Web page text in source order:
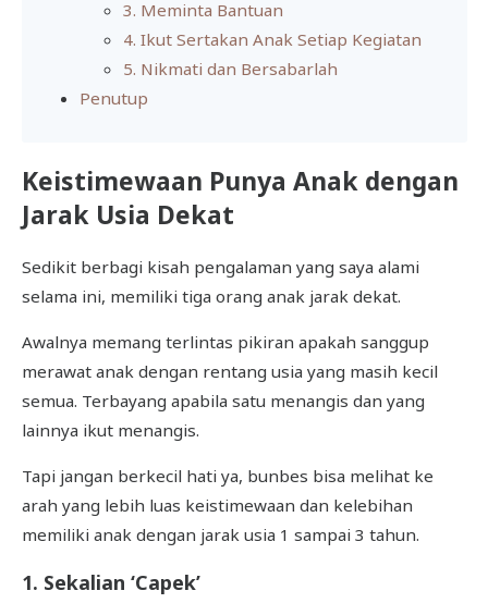
3. Meminta Bantuan
4. Ikut Sertakan Anak Setiap Kegiatan
5. Nikmati dan Bersabarlah
Penutup
Keistimewaan Punya Anak dengan
Jarak Usia Dekat
Sedikit berbagi kisah pengalaman yang saya alami
selama ini, memiliki tiga orang anak jarak dekat.
Awalnya memang terlintas pikiran apakah sanggup
merawat anak dengan rentang usia yang masih kecil
semua. Terbayang apabila satu menangis dan yang
lainnya ikut menangis.
Tapi jangan berkecil hati ya, bunbes bisa melihat ke
arah yang lebih luas keistimewaan dan kelebihan
memiliki anak dengan jarak usia 1 sampai 3 tahun.
1. Sekalian ‘Capek’